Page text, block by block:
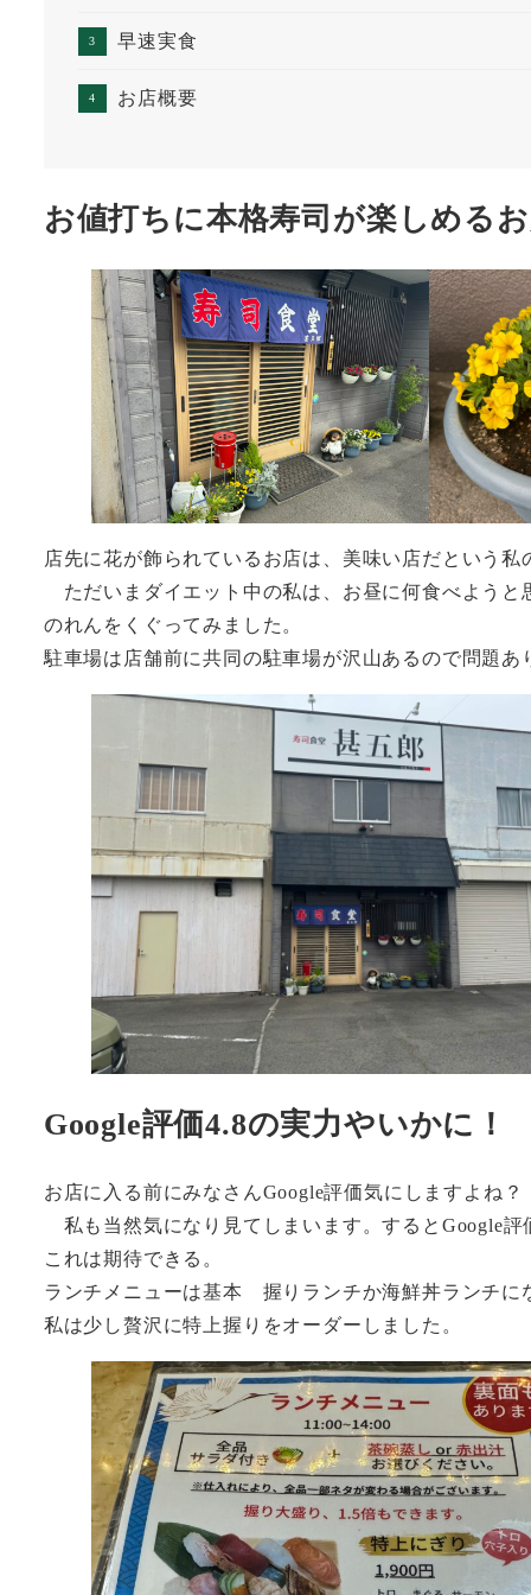
早速実食
お店概要
お値打ちに本格寿司が楽しめる
店先に花が飾られているお店は、美味い店だという
ただいまダイエット中の私は、お昼に何食べようと
のれんをくぐってみました。
駐車場は店舗前に共同の駐車場が沢山あるので問題あ
Google評価4.8の実力やいかに！
お店に入る前にみなさんGoogle評価気にしますよね？
私も当然気になり見てしまいます。するとGoogle評
これは期待できる。
ランチメニューは基本 握りランチか海鮮丼ランチに
私は少し贅沢に特上握りをオーダーしました。